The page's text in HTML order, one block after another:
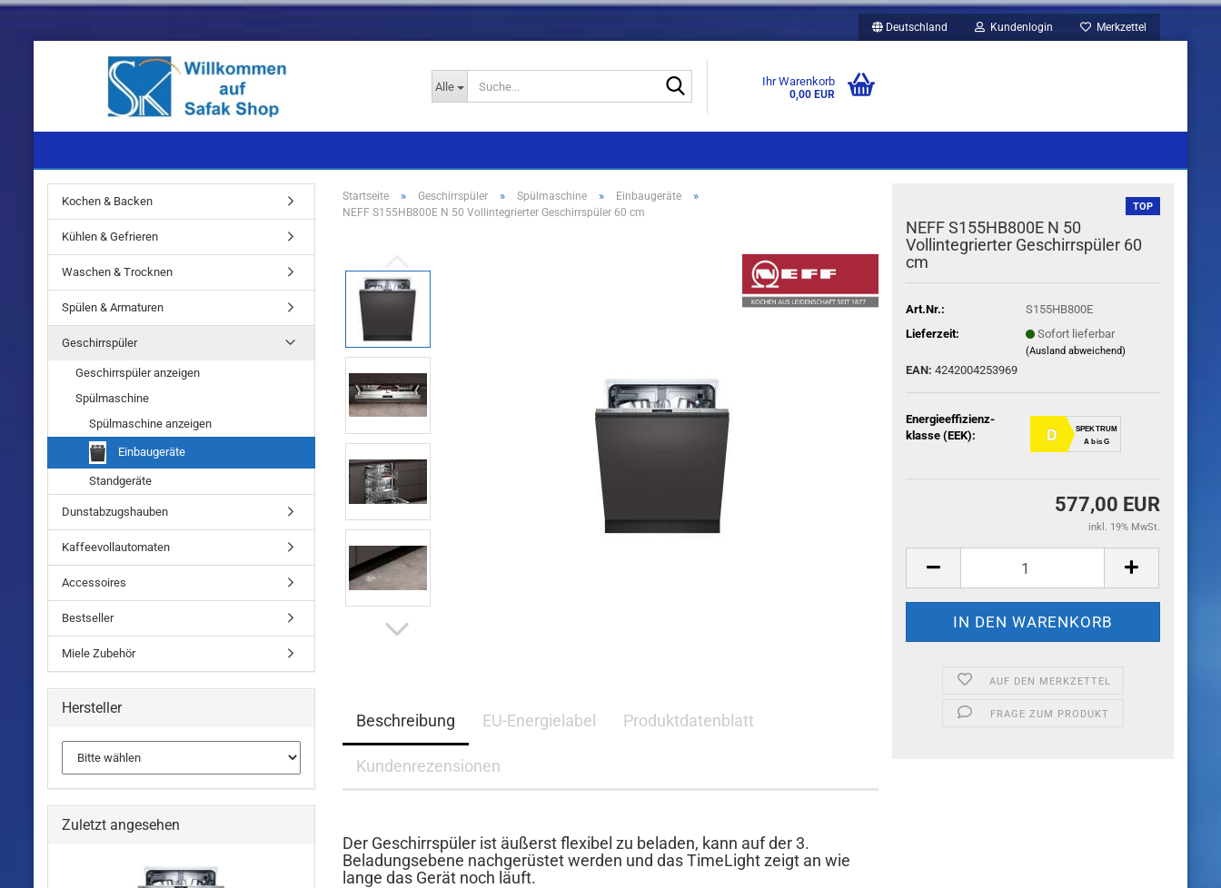
Deutschland Kundenlogin Merkzettel
Alle Ihr Warenkorb
0,00 EUR
Standgeräte
Standgeräte
Einbaugeräte
Standgeräte
Startseite » Geschirrspüler » Spülmaschine » Einbaugeräte »
NEFF S155HB800E N 50 Vollintegrierter Geschirrspüler 60 cm TOP
NEFF S155HB800E N 50
Vollintegrierter Geschirrspüler 60
cm
Art.Nr.:
S155HB800E
Lieferzeit:
Sofort lieferbar
(Ausland abweichend)
EAN: 4242004253969
Energieeffizienz-
klasse (EEK):
D
SPEKTRUM
A bis G
577,00 EUR
inkl. 19% MwSt.
AUF DEN MERKZETTEL
FRAGE ZUM PRODUKT
Beschreibung EU-Energielabel Produktdatenblatt
Kundenrezensionen
Der Geschirrspüler ist äußerst flexibel zu beladen, kann auf der 3.
Beladungsebene nachgerüstet werden und das TimeLight zeigt an wie
lange das Gerät noch läuft.
Kochen & Backen
Kühlen & Gefrieren
Waschen & Trocknen
Spülen & Armaturen
Geschirrspüler
Geschirrspüler anzeigen
Spülmaschine
Spülmaschine anzeigen
Einbaugeräte
Standgeräte
Dunstabzugshauben
Kaffeevollautomaten
Accessoires
Bestseller
Miele Zubehör
Hersteller
Zuletzt angesehen